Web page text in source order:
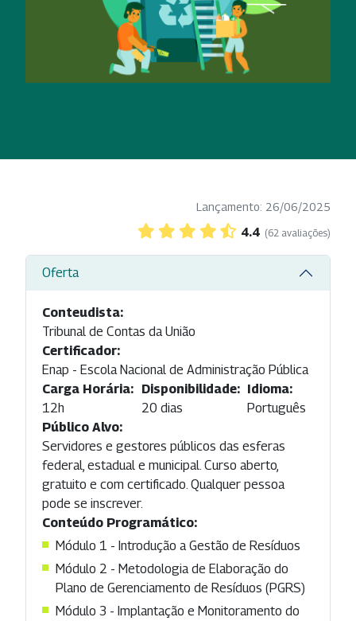
Lançamento: 26/06/2025
4.4 (62 avaliações)
Oferta
Conteudista:
Tribunal de Contas da União
Certificador:
Enap - Escola Nacional de Administração Pública
Carga Horária:
12h
Disponibilidade:
20 dias
Idioma:
Português
Público Alvo:
Servidores e gestores públicos das esferas
federal, estadual e municipal. Curso aberto,
gratuito e com certificado. Qualquer pessoa
pode se inscrever.
Conteúdo Programático:
Módulo 1 - Introdução a Gestão de Resíduos
Módulo 2 - Metodologia de Elaboração do
Plano de Gerenciamento de Resíduos (PGRS)
Módulo 3 - Implantação e Monitoramento do